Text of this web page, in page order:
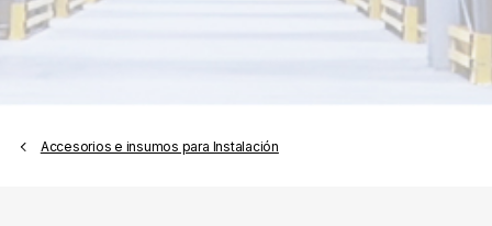
Accesorios e insumos para Instalación